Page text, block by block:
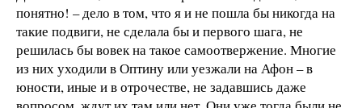
понятно! – дело в том, что я и не пошла бы никогда на
такие подвиги, не сделала бы и первого шага, не
решилась бы вовек на такое самоотвержение. Многие
из них уходили в Оптину или уезжали на Афон – в
юности, иные и в отрочестве, не задавшись даже